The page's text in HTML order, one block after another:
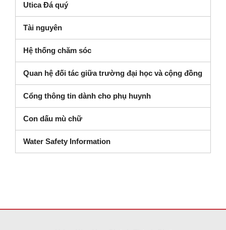
Utica Đá quý
Tài nguyên
Hệ thống chăm sóc
Quan hệ đối tác giữa trường đại học và cộng đồng
Cổng thông tin dành cho phụ huynh
Con dấu mù chữ
Water Safety Information